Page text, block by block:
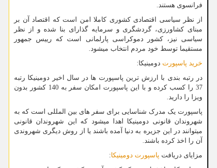
فرانسوی هستند.
از نظر سیاسی اقتصادی کشوری کاملا امن است که اقتصاد آن بر
مبنای کشاورزی، گردشگری و سرمایه گذارای بنا شده و از نظر
سیاسی نیز، کشور دموکراسی پارلمانی است که رییس جمهور
مستقیما توسط خود مردم انتخاب میشود.
خرید پاسپورت دومینیکا:
در رتبه بندی با ارزش ترین پاسپورت ها در سال اخیر دومینیکا رتبه
37 را کسب کرده و با این پاسپورت امکان سفر به 140 کشور بدون
ویزا را دارید.
پاسپورت یک مدرک شناسایی برای سفر های بین المللی است که به
شهروندان قانونی دومینیکا اهدا میشود که این شهروندان قانونی
میتوانند در این جزیره به دنیا آمده باشند یا از روش دیگری شهروندی
آن را اخذ کرده باشند.
مزایای دریافت پاسپورت دومینیکا: